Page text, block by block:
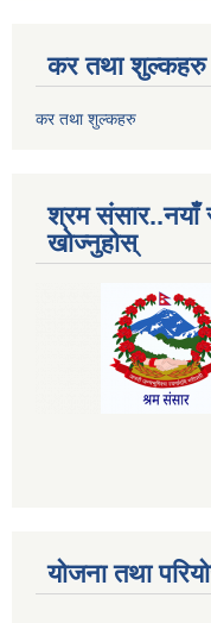
कर तथा शुल्कहरु
कर तथा शुल्कहरु
श्रम संसार..नयाँ
खोज्नुहोस्
योजना तथा